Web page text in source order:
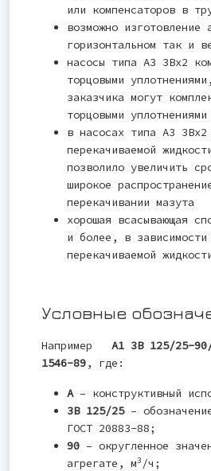
или компенсаторов в
возможно изготовление
горизонтальном так и
насосы типа А3 3Вх2
торцовыми
заказчика могут
торцовыми уплотнениями
в насосах типа А3 3Вх2
перекачиваемой
позволило увеличить
широкое
перекачивании мазута
хорошая всасывающая
и более, в зависимости
перекачиваемой
Условные
Например А1 3В 125/25-
1546-89, где:
А– конструктивный
3В 125/25–
ГОСТ 20883-88;
90 – округленное
агрегате, м3 /ч;